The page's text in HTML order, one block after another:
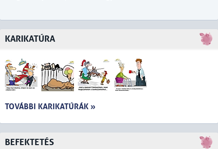
KARIKATÚRA
TOVÁBBI KARIKATÚRÁK »
BEFEKTETÉS